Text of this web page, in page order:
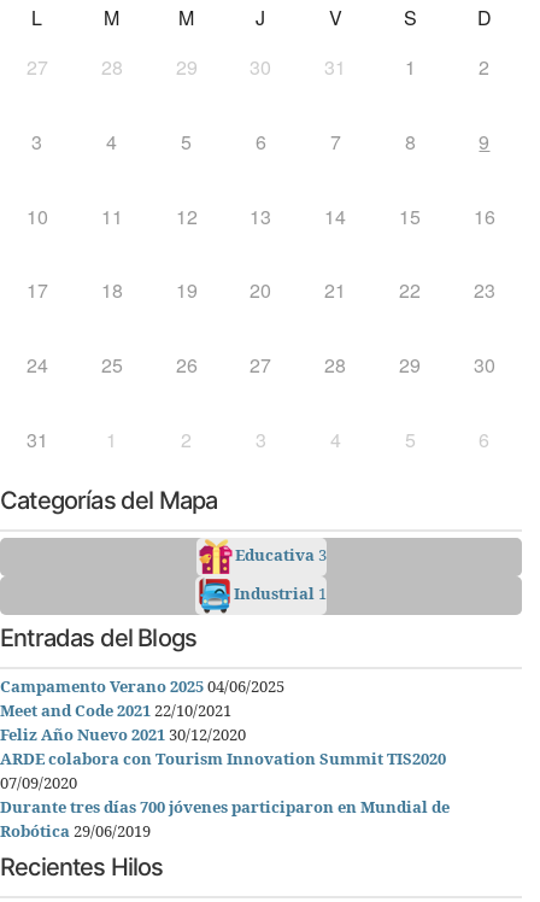
L M M J V S
D
27
28 29 30 31 1 2
3 4 5 6 7 8 9
10 11 12 13 14 15 16
17 18 19 20 21 22 23
24 25 26 27 28 29 30
31 1 2 3 4 5 6
Categorías del Mapa
Educativa3
Industrial 1
Entradas del Blogs
Campamento Verano 202504/06/2025
Meet and Code 202122/10/2021
Feliz Año Nuevo 202130/12/2020
ARDE colabora con Tourism Innovation Summit TIS2020
07/09/2020
Durante tres días 700 jóvenes participaron en Mundial de
Robótica29/06/2019
Recientes Hilos